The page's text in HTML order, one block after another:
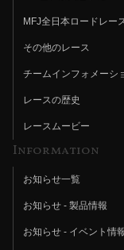
MFJ全日本ロードレー
その他のレース
チームインフォメーシ
レースの歴史
レースムービー
Information
お知らせ一覧
お知らせ - 製品情報
お知らせ - イベント情